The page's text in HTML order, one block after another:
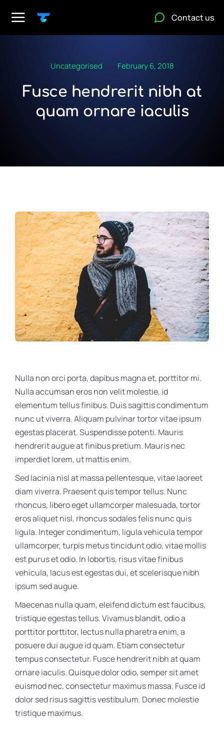
Contact us
Uncategorised February 6, 2018
Fusce hendrerit nibh at
quam ornare iaculis
Nulla non orci porta, dapibus magna et, porttitor mi.
Nulla accumsan eros non velit molestie, id
elementum tellus finibus. Duis sagittis condimentum
nunc ut viverra. Aliquam pulvinar tortor vitae ipsum
egestas placerat. Suspendisse potenti. Mauris
hendrerit augue at finibus pretium. Mauris nec
imperdiet lorem, ut mattis enim.
Sed lacinia nisl at massa pellentesque, vitae laoreet
diam viverra. Praesent quis tempor tellus. Nunc
rhoncus, libero eget ullamcorper malesuada, tortor
eros aliquet nisl, rhoncus sodales felis nunc quis
ligula. Integer condimentum, ligula vehicula tempor
ullamcorper, turpis metus tincidunt odio, vitae mollis
est purus et odio. In lobortis, risus vitae finibus
vehicula, lacus est egestas dui, et scelerisque nibh
ipsum sed augue.
Maecenas nulla quam, eleifend dictum est faucibus,
tristique egestas tellus. Vivamus blandit, odio a
porttitor porttitor, lectus nulla pharetra enim, a
posuere dui augue id quam. Etiam consectetur
tempus consectetur. Fusce hendrerit nibh at quam
ornare iaculis. Quisque dolor odio, semper sit amet
euismod nec, consectetur maximus massa. Fusce id
dolor sed risus sagittis vestibulum. Donec molestie
tristique maximus.